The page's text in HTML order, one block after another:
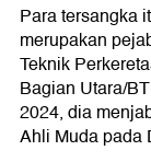
Para tersangka
merupakan
Teknik
Bagian Utara/
2024, dia
Ahli Muda pada